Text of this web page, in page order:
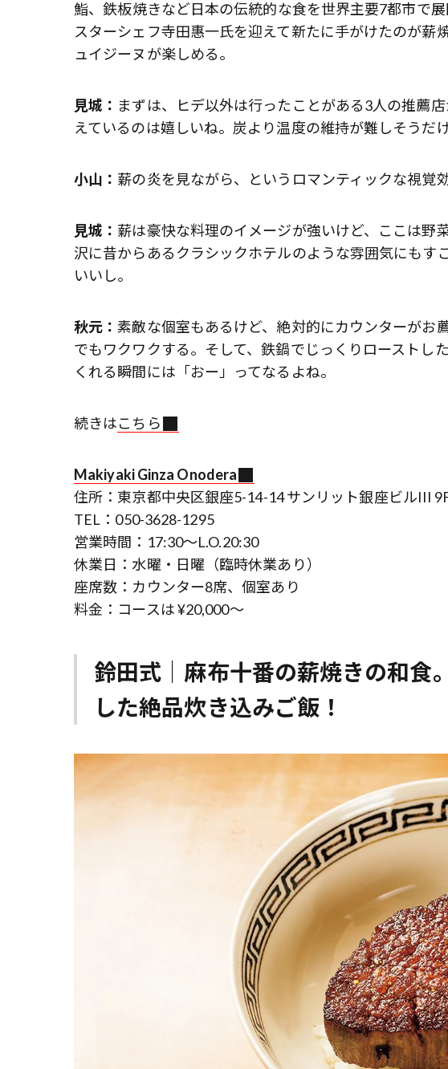
――鮨、鉄板焼きなど日本の伝統的な食を世界主要7都市で
スターシェフ寺田惠一氏を迎えて新たに手がけたのが薪
ュイジーヌが楽しめる。
見城： まずは、ヒデ以外は行ったことがある3人の推薦
えているのは嬉しいね。炭より温度の維持が難しそうだ
小山： 薪の炎を見ながら、というロマンティックな視覚
見城： 薪は豪快な料理のイメージが強いけど、ここは野
沢に昔からあるクラシックホテルのような雰囲気にもす
いいし。
秋元：素敵な個室もあるけど、絶対的にカウンターがお
でもワクワクする。そして、鉄鍋でじっくりローストし
くれる瞬間には「おー」ってなるよね。
続きはこちら
Makiyaki Ginza Onodera
住所：東京都中央区銀座5-14-14 サンリット銀座ビルIII
TEL：050-3628-1295
営業時間：17:30～L.O.20:30
休業日：水曜・日曜（臨時休業あり）
座席数：カウンター8席、個室あり
料金：コースは ¥20,000～
鈴田式｜麻布十番の薪焼きの和食
した絶品炊き込みご飯！